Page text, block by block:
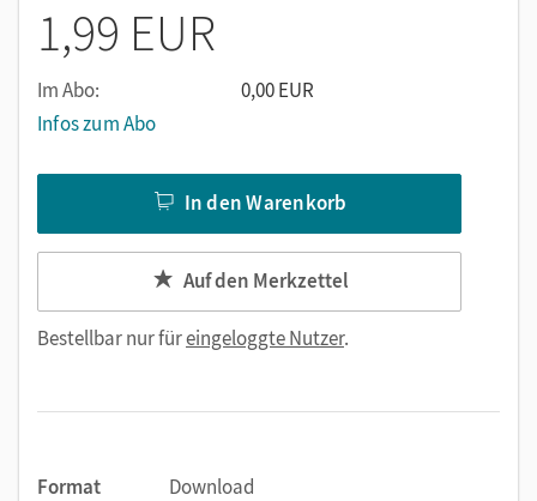
1,99 EUR
Im Abo:
0,00 EUR
Infos zum Abo
In den Warenkorb
Auf den Merkzettel
Bestellbar nur füreingeloggte Nutzer.
Format
Download